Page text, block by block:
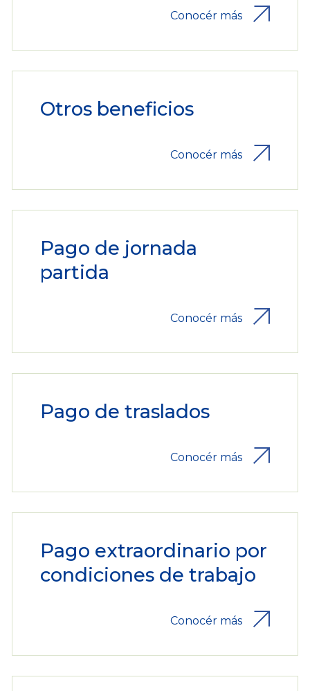
Conocér más
Otros beneficios
Conocér más
Pago de jornada
partida
Conocér más
Pago de traslados
Conocér más
Pago extraordinario por
condiciones de trabajo
Conocér más